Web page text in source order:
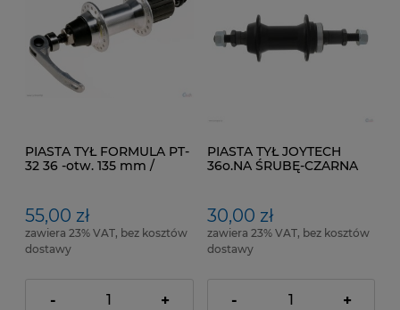
PIASTA TYŁ FORMULA PT-
32 36 -otw. 135 mm /
55,00 zł
zawiera 23% VAT, bez kosztów
dostawy
- +
PIASTA TYŁ JOYTECH
36o.NA ŚRUBĘ-CZARNA
30,00 zł
zawiera 23% VAT, bez kosztów
dostawy
- +